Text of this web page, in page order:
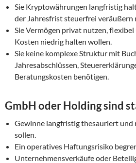
Sie Kryptowährungen langfristig
der Jahresfrist steuerfrei veräußern
Sie Vermögen privat nutzen,
Kosten niedrig halten wollen.
Sie keine komplexe Struktur mit
Jahresabschlüssen,
Beratungskosten benötigen.
GmbH oder Holding sind
Gewinne langfristig thesauriert und
sollen.
Ein operatives Haftungsrisiko
Unternehmensverkäufe oder